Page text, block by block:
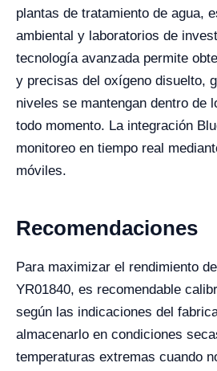
plantas de tratamiento de agua,
ambiental y laboratorios de
tecnología avanzada permite
y precisas del oxígeno disuelto,
niveles se mantengan dentro de
todo momento. La integración
monitoreo en tiempo real
móviles.
Recomendaciones
Para maximizar el rendimiento
YR01840, es recomendable
según las indicaciones del
almacenarlo en condiciones
temperaturas extremas cuando